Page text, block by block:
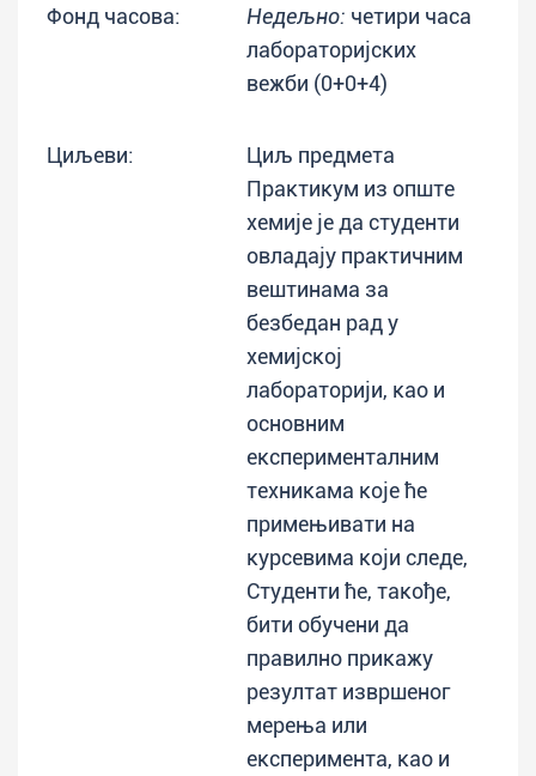
Фонд часова: Недељно: четири часа
лабораторијских
вежби (0+0+4)
Циљеви:
Циљ предмета
Практикум из опште
хемије је да студенти
овладају практичним
вештинама за
безбедан рад у
хемијској
лабораторији, као и
основним
експерименталним
техникама које ће
примењивати на
курсевима који следе,
Студенти ће, такође,
бити обучени да
правилно прикажу
резултат извршеног
мерења или
експеримента, као и